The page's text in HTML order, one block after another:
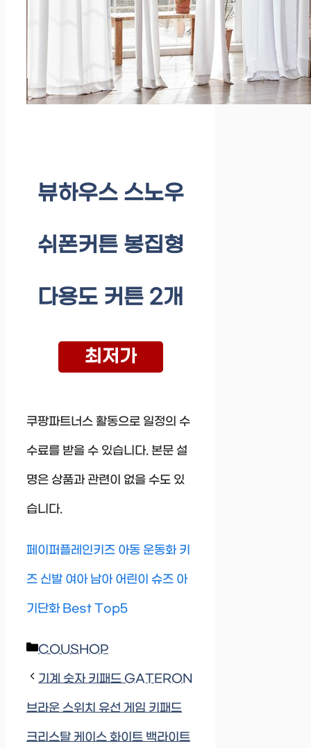
뷰하우스 스노우
쉬폰커튼 봉집형
다용도 커튼 2개
최저가
쿠팡파트너스 활동으로 일정의 수
수료를 받을 수 있습니다. 본문 설
명은 상품과 관련이 없을 수도 있
습니다.
페이퍼플레인키즈 아동 운동화 키
즈 신발 여아 남아 어린이 슈즈 아
기단화 Best Top5
Categories
COUSHOP
기계 숫자 키패드 GATERON
브라운 스위치 유선 게임 키패드
크리스탈 케이스 화이트 백라이트